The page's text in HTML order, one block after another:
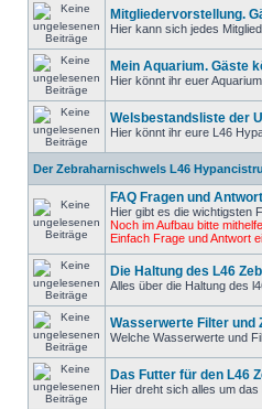
Mitgliedervorstellung.
Hier kann sich jedes
Mein Aquarium. Gäste
Hier könnt ihr euer
Welsbestandsliste der
Hier könnt ihr eure L46
Der Zebraharnischwels L46
FAQ Fragen und
Hier gibt es die wichtigsten
Noch im Aufbau bitte
Einfach Frage und Antwort
Die Haltung des L46
Alles über die Haltung des
Wasserwerte Filter und
Welche Wasserwerte und
Das Futter für den L46
Hier dreht sich alles um